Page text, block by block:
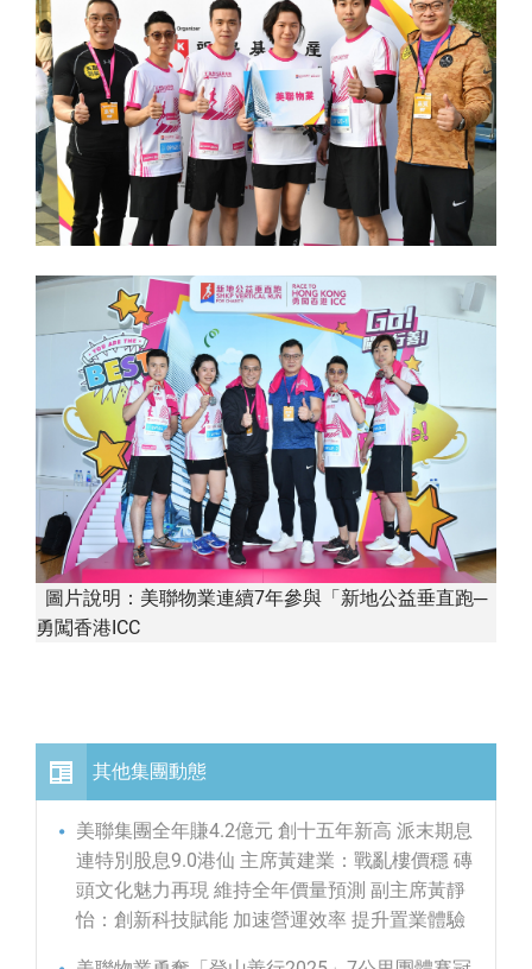
圖片說明：美聯物業連續7年參與「新地公益垂直跑─
勇闖香港ICC
其他集團動態
美聯集團全年賺4.2億元 創十五年新高 派末期息
連特別股息9.0港仙 主席黃建業：戰亂樓價穩 磚
頭文化魅力再現 維持全年價量預測 副主席黃靜
怡：創新科技賦能 加速營運效率 提升置業體驗